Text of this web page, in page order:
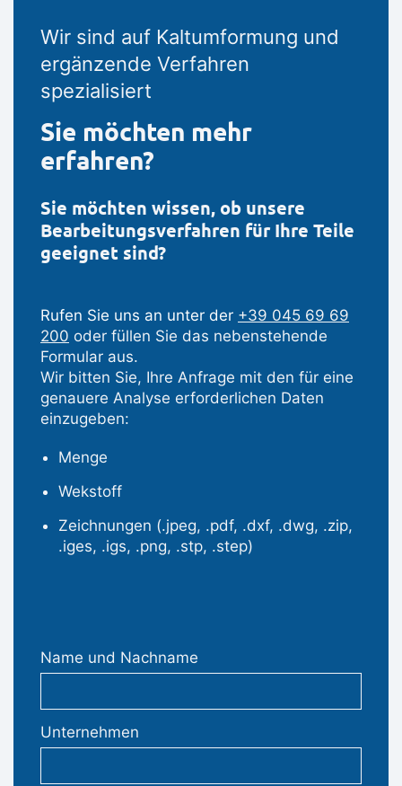
Wir sind auf Kaltumformung und
ergänzende Verfahren
spezialisiert
Sie möchten mehr
erfahren?
Sie möchten wissen, ob unsere
Bearbeitungsverfahren für Ihre Teile
geeignet sind?
Rufen Sie uns an unter der +39 045 69 69
200 oder füllen Sie das nebenstehende
Formular aus.
Wir bitten Sie, Ihre Anfrage mit den für eine
genauere Analyse erforderlichen Daten
einzugeben:
Menge
Wekstoff
Zeichnungen (.jpeg, .pdf, .dxf, .dwg, .zip,
.iges, .igs, .png, .stp, .step)
Name und Nachname
Unternehmen